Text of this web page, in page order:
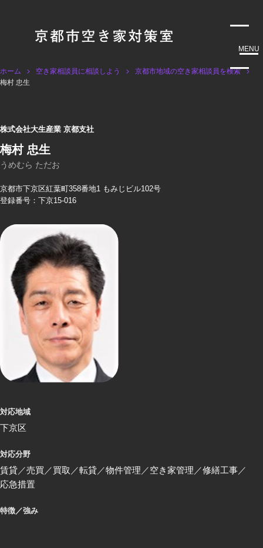
MENU
ホーム 空き家相談員に相談しよう
京都市地域の空き家相談員を検索
梅村 忠生
株式会社大生産業 京都支社
梅村 忠生
うめむら ただお
京都市下京区紅葉町358番地1 もみじビル102号
登録番号：下京15-016
対応地域
下京区
対応分野
賃貸 売買 買取 転貸 物件管理 空き家管理
修繕工事
応急措置
特徴／強み